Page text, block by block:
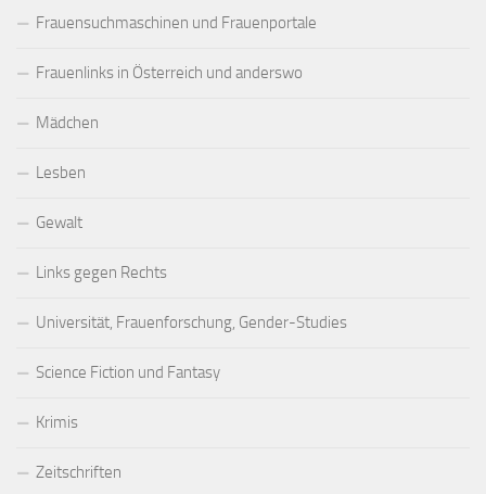
Frauensuchmaschinen und Frauenportale
Frauenlinks in Österreich und anderswo
Mädchen
Lesben
Gewalt
Links gegen Rechts
Universität, Frauenforschung, Gender-Studies
Science Fiction und Fantasy
Krimis
Zeitschriften